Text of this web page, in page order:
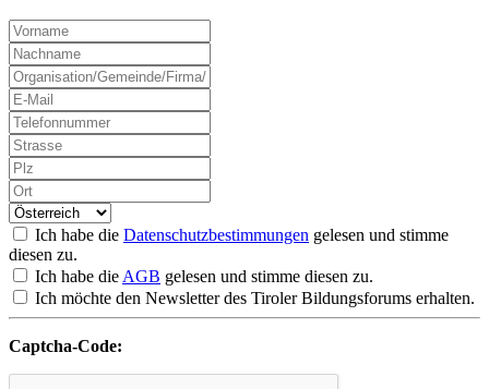
Ich habe die Datenschutzbestimmungen gelesen und stimme
diesen zu.
Ich habe dieAGB gelesen und stimme diesen zu.
Ich möchte den Newsletter des Tiroler Bildungsforums erhalten.
Captcha-Code: